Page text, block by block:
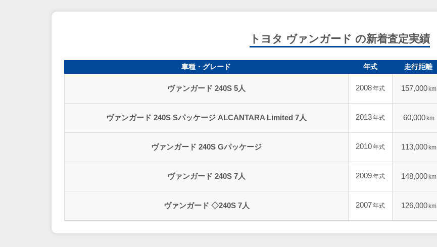
トヨタ ヴァンガード の新着査定実績
車種・グレード 年式 走行距離
ヴァンガード 240S 5人 2008年式 157,000 km
ヴァンガード 240S Sパッケージ ALCANTARA Limited 7人 2013年式 60,000 km
ヴァンガード 240S Gパッケージ 2010年式 113,000 km
ヴァンガード 240S 7人 2009年式 148,000 km
ヴァンガード ◇240S 7人 2007年式 126,000 km